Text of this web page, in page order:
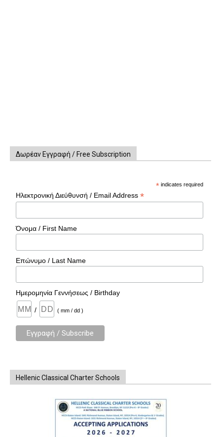
Δωρέαν Εγγραφή / Free Subscription
* indicates required
Ηλεκτρονική Διεύθυνσή / Email Address*
Όνομα / First Name
Επώνυμο / Last Name
Ημερομηνία Γεννήσεως / Birthday
/ ( mm / dd )
Hellenic Classical Charter Schools